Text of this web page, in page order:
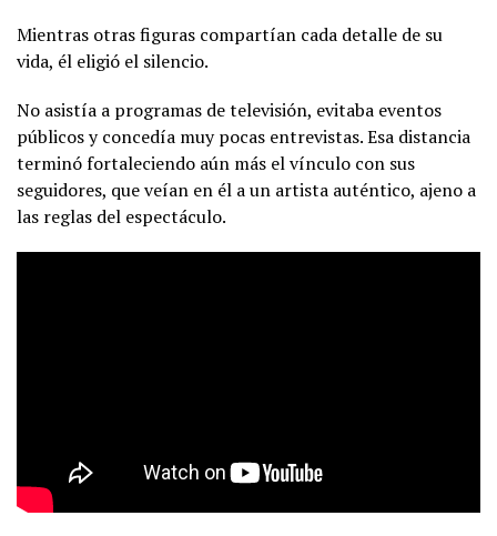
Mientras otras figuras compartían cada detalle de su
vida, él eligió el silencio.
No asistía a programas de televisión, evitaba eventos
públicos y concedía muy pocas entrevistas. Esa distancia
terminó fortaleciendo aún más el vínculo con sus
seguidores, que veían en él a un artista auténtico, ajeno a
las reglas del espectáculo.